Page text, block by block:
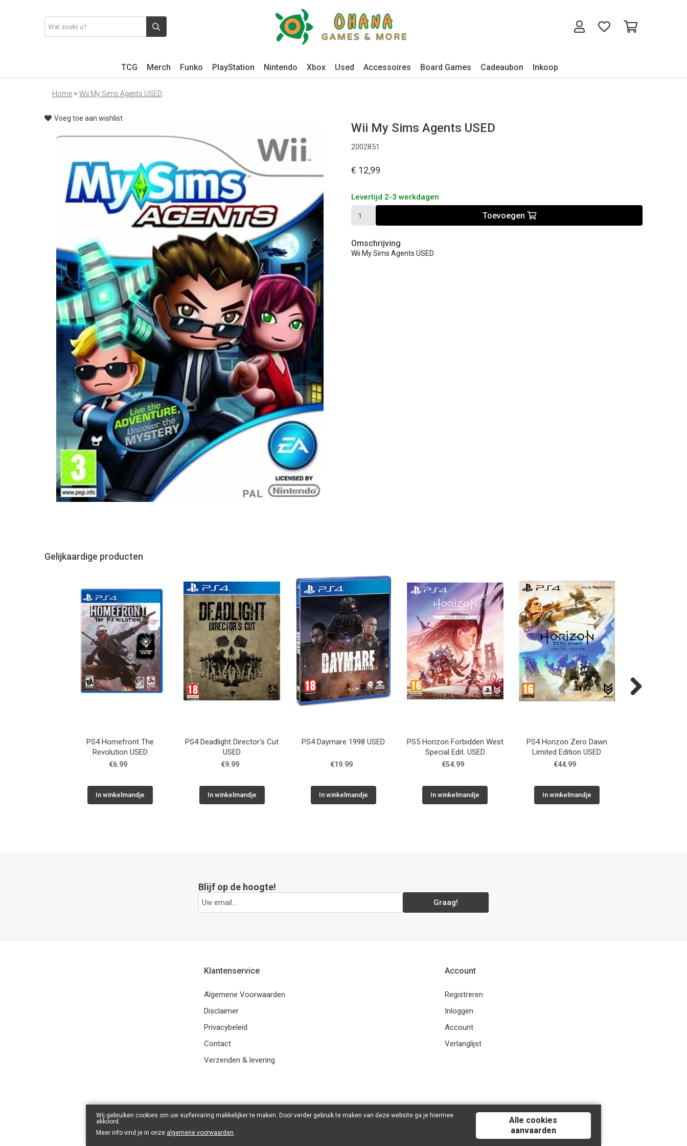
TCG Merch Funko PlayStation Nintendo Xbox Used Accessoires Board Games Cadeaubon Inkoop
Home > Wii My Sims Agents USED
Voeg toe aan wishlist
Wii My Sims Agents USED
2002851
€ 12,99
Levertijd 2-3 werkdagen
Toevoegen
Omschrijving
Wii My Sims Agents USED
Gelijkaardige producten
PS4 Homefront The
Revolution USED
€6.99
In winkelmandje
PS4 Deadlight Director's Cut
USED
€9.99
In winkelmandje
PS4 Daymare 1998 USED
€19.99
In winkelmandje
PS5 Horizon Forbidden West
Special Edit. USED
€54.99
In winkelmandje
PS4 Horizon Zero Dawn
Limited Edition USED
€44.99
In winkelmandje
Blijf op de hoogte!
Graag!
Klantenservice
Algemene Voorwaarden
Disclaimer
Privacybeleid
Contact
Verzenden & levering
Account
Registreren
Inloggen
Account
Verlanglijst
Wij gebruiken cookies om uw surfervaring makkelijker te maken. Door verder gebruik te maken van deze website ga je hiermee
akkoord.
Meer info vind je in onze algemene voorwaarden.
Alle cookies
aanvaarden